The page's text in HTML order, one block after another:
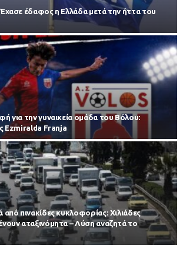
έδαφος η Ελλάδα μετά την ήττα του
για την γυναικεία ομάδα του Βόλου:
Ezmiralda Franja
πινακίδες κυκλοφορίας: Χιλιάδες
αταξινόμητα – Λύση αναζητά το